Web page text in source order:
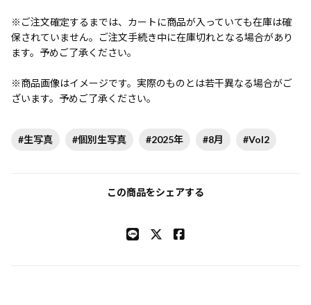
※ご注文確定するまでは、カートに商品が入っていても在庫は確
保されていません。ご注文手続き中に在庫切れとなる場合があり
ます。予めご了承ください。
※商品画像はイメージです。実際のものとは若干異なる場合がご
ざいます。予めご了承ください。
#生写真 #個別生写真 #2025年 #8月 #Vol2
この商品をシェアする